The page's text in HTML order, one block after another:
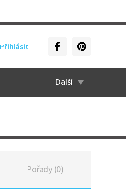
Přihlásit
Další
Pořady (0)